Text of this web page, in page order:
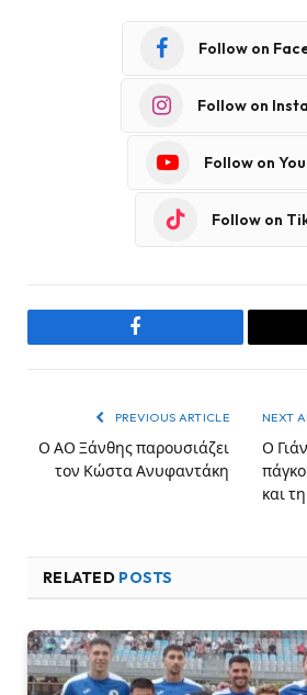
Follow on
Follow on
Follow on
Follow on
Facebook
PREVIOUS ARTICLE
Ο ΑΟ Ξάνθης παρουσιάζει
τον Κώστα Ανυφαντάκη
NEXT
Ο
και
RELATED POSTS